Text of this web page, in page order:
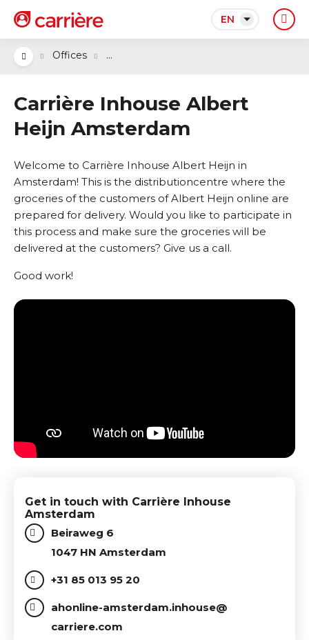
EN
Offices ...
Carrière Inhouse Albert
Heijn Amsterdam
Welcome to Carrière Inhouse Albert Heijn in
Amsterdam! This is the distributioncentre where the
groceries of the customers of Albert Heijn online are
prepared for delivery. Would you like to participate in
this process and make sure the groceries will be
delivered at the customers? Give us a call.
Good work!
Get in touch with Carrière Inhouse
Amsterdam
Beiraweg 6
1047 HN Amsterdam
+31 85 013 95 20
ahonline-amsterdam.inhouse@
carriere.com